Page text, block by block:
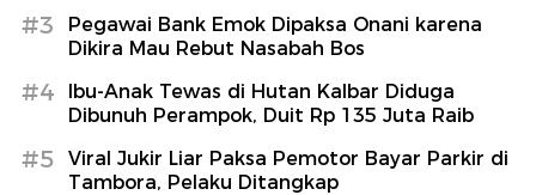
#3
Pegawai Bank Emok Dipaksa Onani karena
Dikira Mau Rebut Nasabah Bos
#4
Ibu-Anak Tewas di Hutan Kalbar Diduga
Dibunuh Perampok, Duit Rp 135 Juta Raib
#5
Viral Jukir Liar Paksa Pemotor Bayar Parkir di
Tambora, Pelaku Ditangkap